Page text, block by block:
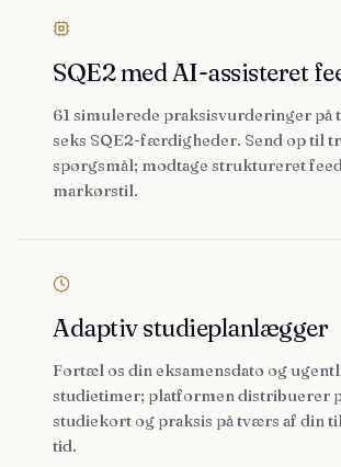
SQE2 med AI-assisteret
61 simulerede praksisvurderinger på
seks SQE2-færdigheder. Send op til
spørgsmål; modtage struktureret
markørstil.
Adaptiv studieplanlægger
Fortæl os din eksamensdato og
studietimer; platformen distribuerer
studiekort og praksis på tværs af din
tid.